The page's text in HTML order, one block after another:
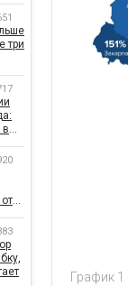
График 1
три
в